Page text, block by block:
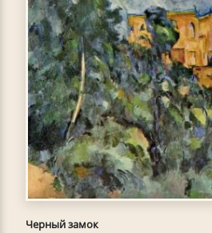
Черный замок